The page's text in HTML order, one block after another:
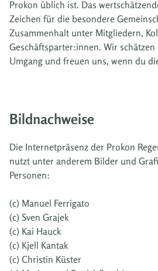
Prokon üblich ist. Das
Zeichen für die besondere
Zusammenhalt unter Mitgliedern,
Geschäftsparter:innen. Wir
Umgang und freuen uns, wenn du
Bildnachweise
Die Internetpräsenz der Prokon
nutzt unter anderem Bilder und
Personen:
(c) Manuel Ferrigato
(c) Sven Grajek
(c) Kai Hauck
(c) Kjell Kantak
(c) Christin Küster